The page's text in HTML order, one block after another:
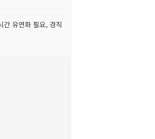
간 유연화 필요, 경직